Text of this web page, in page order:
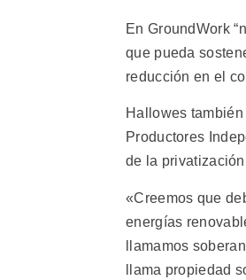
En GroundWork
que pueda
reducción en el
Hallowes
Productores
de la
«Creemos que
energías
llamamos
llama propiedad